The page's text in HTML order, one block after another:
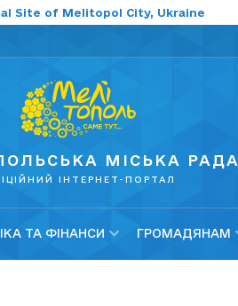
Site of Melitopol City, Ukraine
МІСЬКА РАДА
ІНТЕРНЕТ-ПОРТАЛ
ТА ФІНАНСИ ГРОМАДЯНАМ